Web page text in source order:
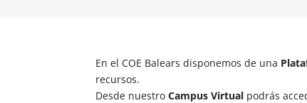
En el COE Balears disponemos de una
recursos.
Desde nuestroCampus Virtual podrás